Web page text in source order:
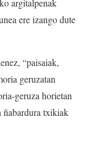
argitalpenak
ere izango dute
“paisaiak,
geruzatan
geruza horietan
ñabardura txikiak